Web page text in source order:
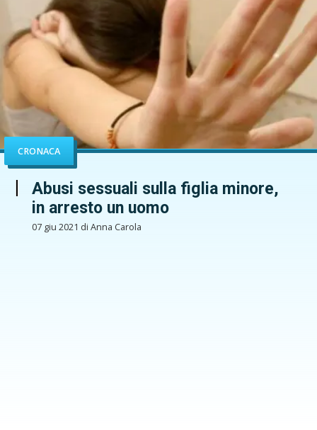
CRONACA
Abusi sessuali sulla figlia minore,
in arresto un uomo
07 giu 2021 di Anna Carola